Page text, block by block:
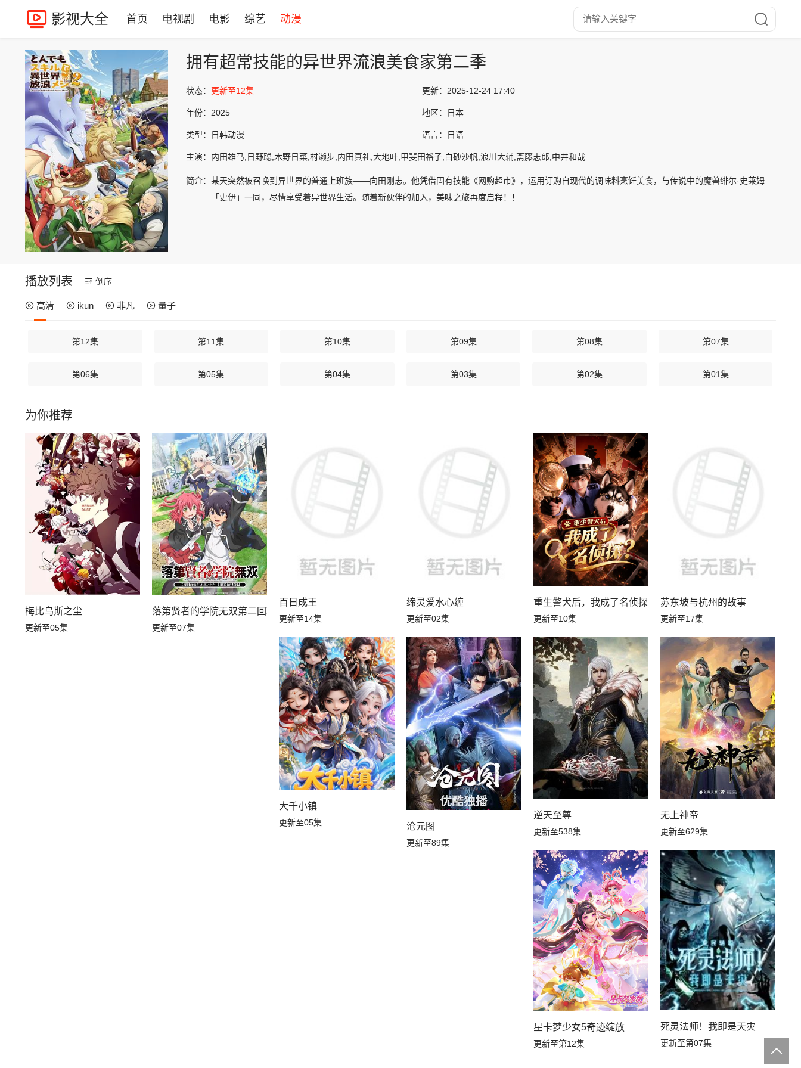
影视大全 首页 电视剧 电影 综艺 动漫
拥有超常技能的异世界流浪美食家第二季
状态： 更新至12集 更新： 2025-12-24 17:40
年份： 2025 地区： 日本
类型： 日韩动漫 语言： 日语
主演： 内田雄马,日野聪,木野日菜,村濑步,内田真礼,大地叶,甲斐田裕子,白砂沙帆,浪川大辅,斋藤志郎,中井和哉
简介： 某天突然被召唤到异世界的普通上班族——向田刚志。他凭借固有技能《网购超市》，运用订购自现代的调味料烹饪美食，与传说中的魔兽绯尔·史莱姆
「史伊」一同，尽情享受着异世界生活。随着新伙伴的加入，美味之旅再度启程！！
播放列表 倒序
高清 ikun 非凡 量子
第12集 第11集 第10集 第09集 第08集 第07集
第06集 第05集 第04集 第03集 第02集 第01集
为你推荐
梅比乌斯之尘
更新至05集
落第贤者的学院无双第二回转生，S等级作弊魔术师冒险记
更新至07集
百日成王
更新至14集
缔灵爱水心缠
更新至02集
重生警犬后，我成了名侦探？
更新至10集
苏东坡与杭州的故事
更新至17集
大千小镇
更新至05集 沧元图
更新至89集
逆天至尊
更新至538集
无上神帝
更新至629集
星卡梦少女5奇迹绽放
更新至第12集
死灵法师！我即是天灾
更新至第07集